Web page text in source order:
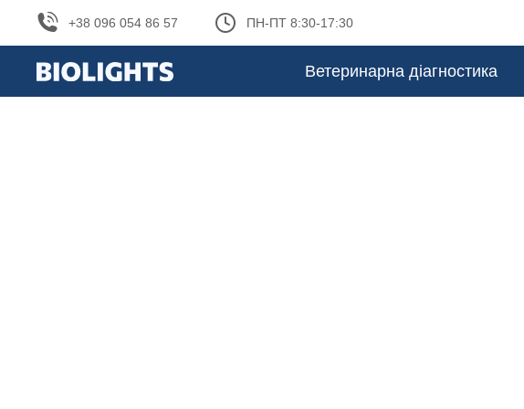
+38 096 054 86 57 ПН-ПТ 8:30-17:30
Ветеринарна діагностика